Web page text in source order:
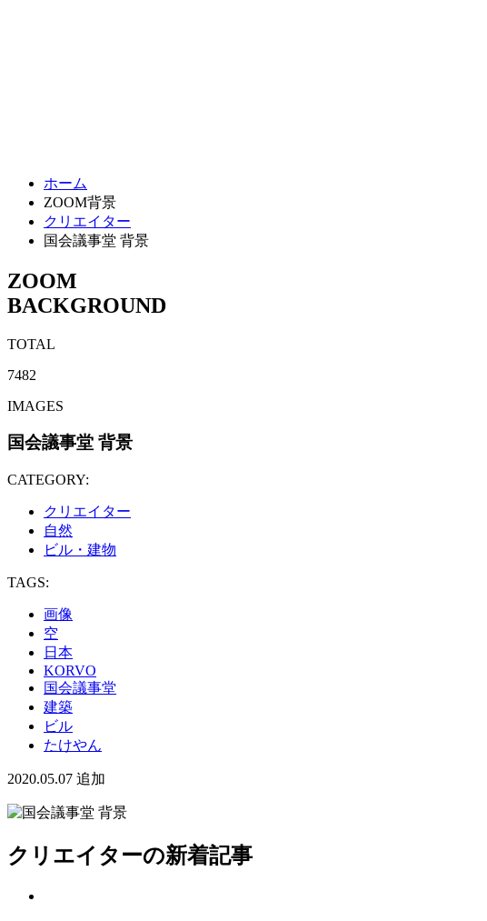
ホーム
ZOOM背景
クリエイター
国会議事堂 背景
ZOOM
BACKGROUND
TOTAL
7482
IMAGES
国会議事堂 背景
CATEGORY:
クリエイター
自然
ビル・建物
TAGS:
画像
空
日本
KORVO
国会議事堂
建築
ビル
たけやん
2020.05.07 追加
クリエイターの新着記事